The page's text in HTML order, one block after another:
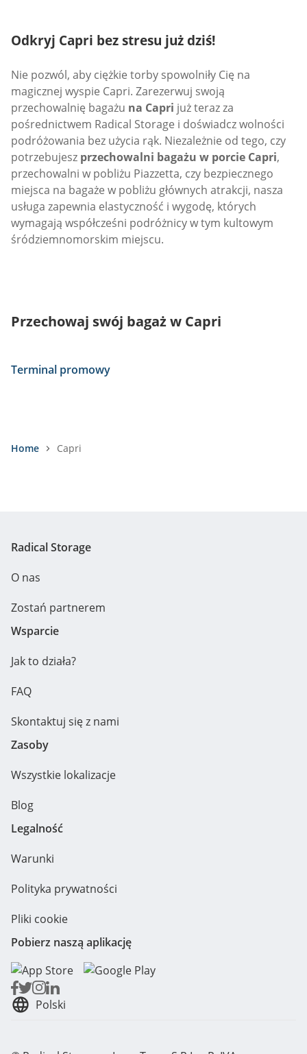
Odkryj Capri bez stresu już dziś!
Nie pozwól, aby ciężkie torby spowolniły Cię na
magicznej wyspie Capri. Zarezerwuj swoją
przechowalnię bagażu na Capri już teraz za
pośrednictwem Radical Storage i doświadcz wolności
podróżowania bez użycia rąk. Niezależnie od tego, czy
potrzebujesz przechowalni bagażu w porcie Capri,
przechowalni w pobliżu Piazzetta, czy bezpiecznego
miejsca na bagaże w pobliżu głównych atrakcji, nasza
usługa zapewnia elastyczność i wygodę, których
wymagają współcześni podróżnicy w tym kultowym
śródziemnomorskim miejscu.
Przechowaj swój bagaż w Capri
Terminal promowy
home Capri
Radical Storage
O nas
Zostań partnerem
Wsparcie
Jak to działa?
FAQ
Skontaktuj się z nami
Zasoby
Wszystkie lokalizacje
Blog
Legalność
Warunki
Polityka prywatności
Pliki cookie
Pobierz naszą aplikację
Polski